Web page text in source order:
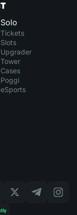
Solo
Tickets
Slots
Upgrader
Tower
Cases
Poggi
eSports